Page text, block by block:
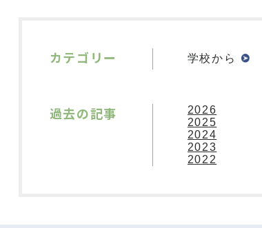
カテゴリー 学校から
過去の記事
2026
2025
2024
2023
2022